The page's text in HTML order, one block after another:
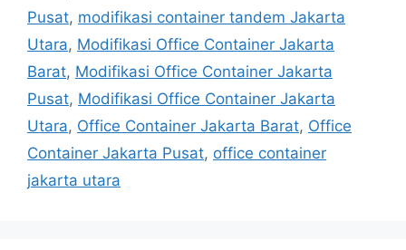
Pusat, modifikasi container tandem Jakarta
Utara, Modifikasi Office Container Jakarta
Barat, Modifikasi Office Container Jakarta
Pusat, Modifikasi Office Container Jakarta
Utara, Office Container Jakarta Barat, Office
Container Jakarta Pusat, office container
jakarta utara